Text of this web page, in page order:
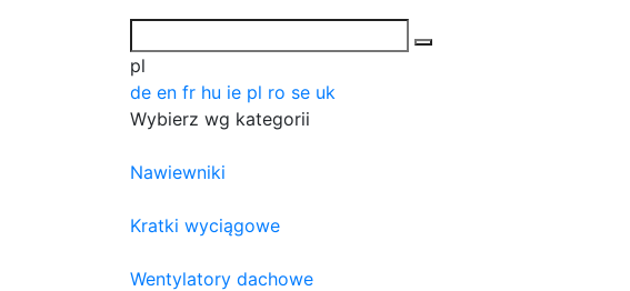
pl
de en fr hu ie pl ro se uk
Wybierz wg kategorii
Nawiewniki
Kratki wyciągowe
Wentylatory dachowe